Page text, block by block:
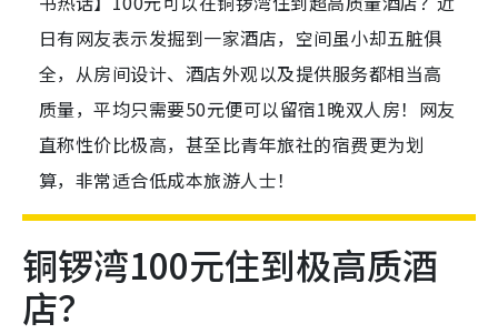
日有网友表示发掘到一家酒店，空间虽小却五脏俱
全，从房间设计、酒店外观以及提供服务都相当高
质量，平均只需要50元便可以留宿1晚双人房！网友
直称性价比极高，甚至比青年旅社的宿费更为划
算，非常适合低成本旅游人士！
铜锣湾100元住到极高质酒
店？